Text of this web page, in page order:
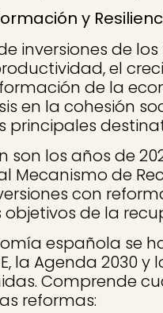
y
inversiones de los
el
de la
en la cohesión
principales
los años de
Mecanismo de
con
de la
española se
la Agenda 2030 y
Comprende
reformas: